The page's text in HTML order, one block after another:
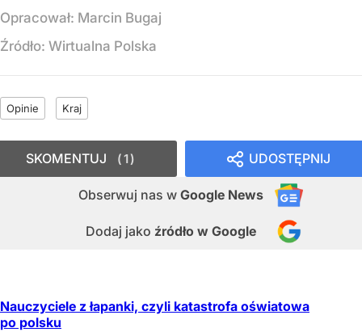
Opracował: Marcin Bugaj
Źródło: Wirtualna Polska
Opinie Kraj
UDOSTĘPNIJ
Obserwuj nas w Google News
Dodaj jako źródło w Google
SKOMENTUJ 1
Nauczyciele z łapanki, czyli katastrofa oświatowa
po polsku